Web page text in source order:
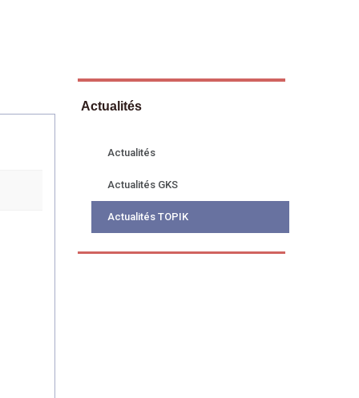
Actualités
Actualités
Actualités GKS
Actualités TOPIK